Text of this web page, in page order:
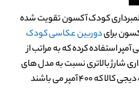
کودک آکسون تقویت شده
برایدوربین عکاسی کودک
لیتیوم 600 میلی آمپر استفاده کرده که به مراتب از
شارژ بالاتری نسبت به مدل های
مشابه در بازار و یا دوربین کودک دیجی کالا که 400 آمپر می باشند